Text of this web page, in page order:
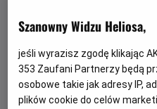
Szanowny Widzu Heliosa,
jeśli wyrazisz zgodę klikając
353 Zaufani Partnerzy będą
osobowe takie jak adresy IP,
plików cookie do celów